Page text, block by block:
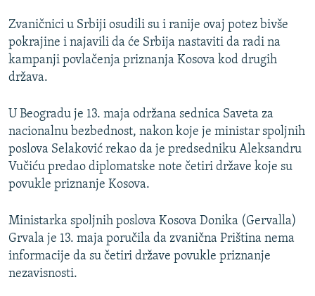
Zvaničnici u Srbiji osudili su i ranije ovaj potez bivše
pokrajine i najavili da će Srbija nastaviti da radi na
kampanji povlačenja priznanja Kosova kod drugih
država.
U Beogradu je 13. maja održana sednica Saveta za
nacionalnu bezbednost, nakon koje je ministar spoljnih
poslova Selaković rekao da je predsedniku Aleksandru
Vučiću predao diplomatske note četiri države koje su
povukle priznanje Kosova.
Ministarka spoljnih poslova Kosova Donika (Gervalla)
Grvala je 13. maja poručila da zvanična Priština nema
informacije da su četiri države povukle priznanje
nezavisnosti.